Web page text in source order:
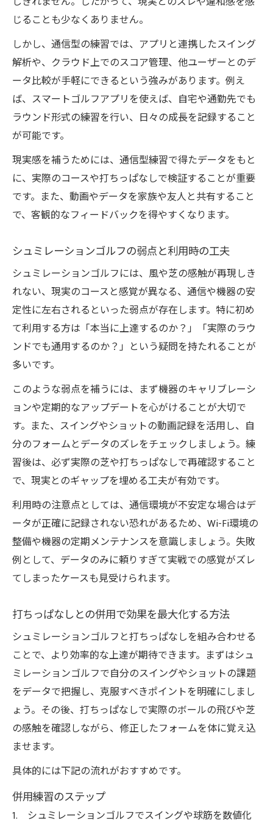
じることも少なくありません。
しかし、通信型の練習では、アプリと連携したスイング
解析や、クラウド上でのスコア管理、他ユーザーとのデ
ータ比較が手軽にできるという強みがあります。例え
ば、スマートゴルフアプリを使えば、自宅や通勤先でも
ラウンド形式の練習を行い、日々の成長を記録すること
が可能です。
現実感を補うためには、通信型練習で得たデータをもと
に、実際のコースや打ちっぱなしで検証することが重要
です。また、動画やデータを家族や友人と共有すること
で、客観的なフィードバックを得やすくなります。
シュミレーションゴルフの弱点と利用時の工夫
シュミレーションゴルフには、風や芝の感触が再現しき
れない、現実のコースと感覚が異なる、通信や機器の安
定性に左右されるといった弱点が存在します。特に初め
て利用する方は「本当に上達するのか？」「実際のラウ
ンドでも通用するのか？」という疑問を持たれることが
多いです。
このような弱点を補うには、まず機器のキャリブレーシ
ョンや定期的なアップデートを心がけることが大切で
す。また、スイングやショットの動画記録を活用し、自
分のフォームとデータのズレをチェックしましょう。練
習後は、必ず実際の芝や打ちっぱなしで再確認すること
で、現実とのギャップを埋める工夫が有効です。
利用時の注意点としては、通信環境が不安定な場合はデ
ータが正確に記録されない恐れがあるため、Wi-Fi環境の
整備や機器の定期メンテナンスを意識しましょう。失敗
例として、データのみに頼りすぎて実戦での感覚がズレ
てしまったケースも見受けられます。
打ちっぱなしとの併用で効果を最大化する方法
シュミレーションゴルフと打ちっぱなしを組み合わせる
ことで、より効率的な上達が期待できます。まずはシュ
ミレーションゴルフで自分のスイングやショットの課題
をデータで把握し、克服すべきポイントを明確にしまし
ょう。その後、打ちっぱなしで実際のボールの飛びや芝
の感触を確認しながら、修正したフォームを体に覚え込
ませます。
具体的には下記の流れがおすすめです。
併用練習のステップ
シュミレーションゴルフでスイングや球筋を数値化